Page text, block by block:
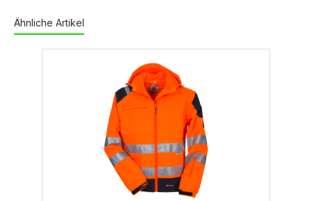
Ähnliche Artikel